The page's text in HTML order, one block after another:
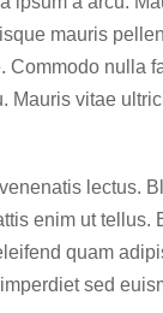
mauris
Commodo nulla
Mauris vitae
lectus.
enim ut tellus.
quam
sed